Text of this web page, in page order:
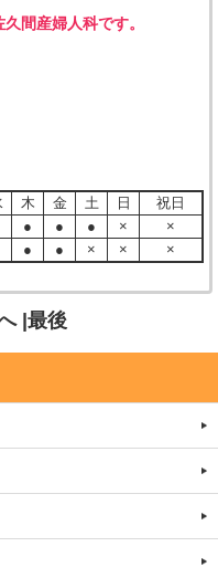
間産婦人科です。
木 金 土 日
祝日
● ● ● ×
×
● ● × ×
×
|最後